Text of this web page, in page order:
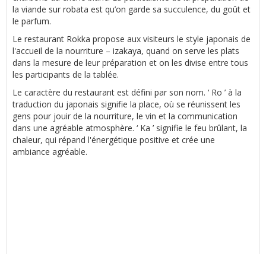
la viande sur robata est qu’on garde sa succulence, du goût et
le parfum.
Le restaurant Rokka propose aux visiteurs le style japonais de
l'accueil de la nourriture – izakaya, quand on serve les plats
dans la mesure de leur préparation et on les divise entre tous
les participants de la tablée.
Le caractère du restaurant est défini par son nom. ‘ Ro ’ à la
traduction du japonais signifie la place, où se réunissent les
gens pour jouir de la nourriture, le vin et la communication
dans une agréable atmosphère. ‘ Ka ’ signifie le feu brûlant, la
chaleur, qui répand l'énergétique positive et crée une
ambiance agréable.